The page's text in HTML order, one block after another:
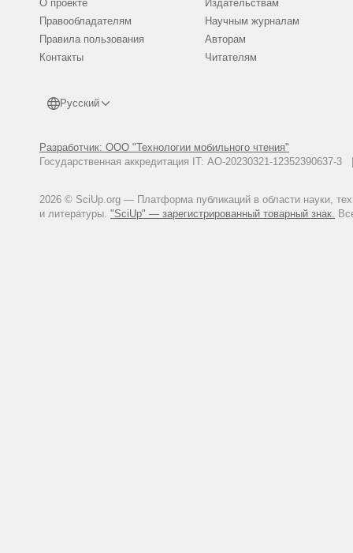
О проекте
Правообладателям
Правила пользования
Контакты
Русский
Разработчик: ООО "Технологии мобильного чтения"
Государственная аккредитация IT: АО-20230321-
2026 © SciUp.org — Платформа публикаций в области науки,
и литературы. "SciUp" — зарегистрированный товарный знак.
Издательствам
Научным журналам
Авторам
Читателям